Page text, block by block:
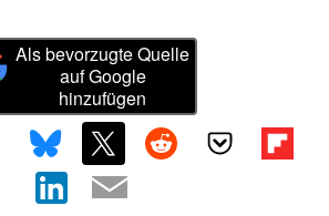
Als bevorzugte Quelle
auf Google
hinzufügen